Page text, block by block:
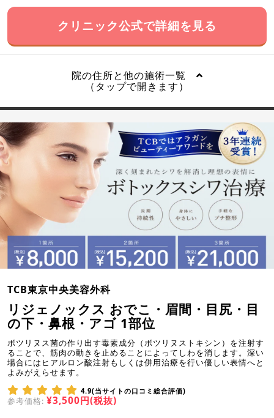
クリニック公式で詳細を見る
院の住所と他の施術一覧
（タップで開きます）
TCB東京中央美容外科
リジェノックス おでこ・眉間・目尻・目
の下・鼻根・アゴ 1部位
ボツリヌス菌の作り出す毒素成分（ボツリヌストキシン）を注射す
ることで、筋肉の動きを止めることによってしわを消します。深い
場合にはヒアルロン酸注射もしくは併用治療を行い優しい表情へと
よみがえらせます。
4.9(当サイトの口コミ総合評価)
参考価格: ¥3,500円(税抜)